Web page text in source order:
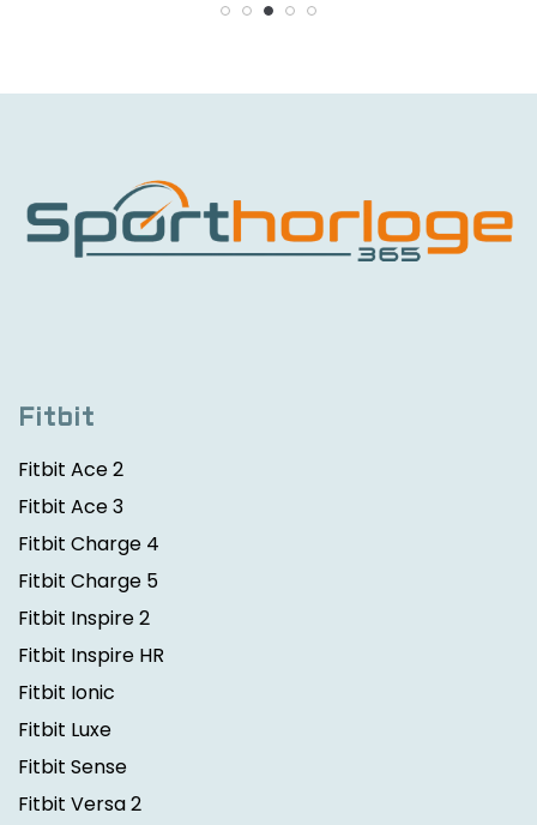
Fitbit
Fitbit Ace 2
Fitbit Ace 3
Fitbit Charge 4
Fitbit Charge 5
Fitbit Inspire 2
Fitbit Inspire HR
Fitbit Ionic
Fitbit Luxe
Fitbit Sense
Fitbit Versa 2